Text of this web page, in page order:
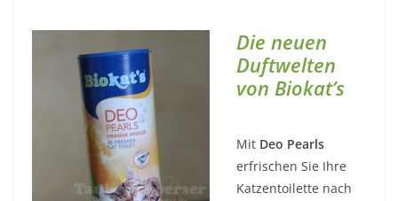
Die neuen
Duftwelten
von Biokat’s
Mit Deo Pearls
erfrischen Sie Ihre
Katzentoilette nach